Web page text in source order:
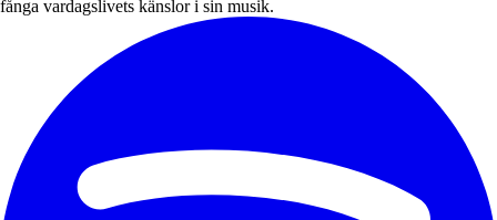
fånga vardagslivets känslor i sin musik.